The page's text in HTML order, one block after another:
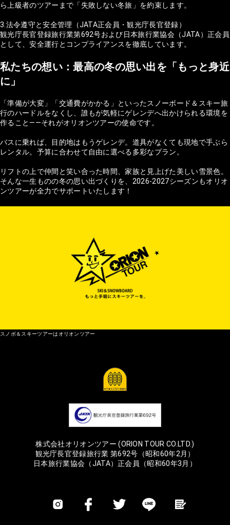
ら上級者のツアーまで「失敗しない冬旅」を約束します。
3.法令遵守と安全管理（JATA正会員・観光庁長官登録）
観光庁長官登録旅行業第692号および日本旅行業協会（JATA）正会員
として、安全運行とコンプライアンスを徹底しています。
私たちの想い：最高の冬の思い出を「もっと身近
に」
「準備が大変」「交通費がかかる」といったスノーボード＆スキー旅
行のハードルをなくし、誰もが気軽にゲレンデへ出かけられる環境を
作ること——それがオリオンツアーの使命です。
バスに乗れば、目的地はもうゲレンデ。道具がなくても現地で手ぶら
レンタル。予算に合わせて自由に選べる多彩なプラン。
リフトの上で仲間と笑い合った時間、家族と見上げた美しい雪景色。
そんな一生ものの冬の思い出づくりを、2026-2027シーズンもオリオ
ンツアーが全力でサポートいたします！
スノボ＆スキーツアーはオリオンツアー
株式会社オリオンツアー (ORION TOUR CO.LTD.)
観光庁長官登録旅行業 第692号（昭和60年2月）
日本旅行業協会（JATA）正会員（昭和60年3月）